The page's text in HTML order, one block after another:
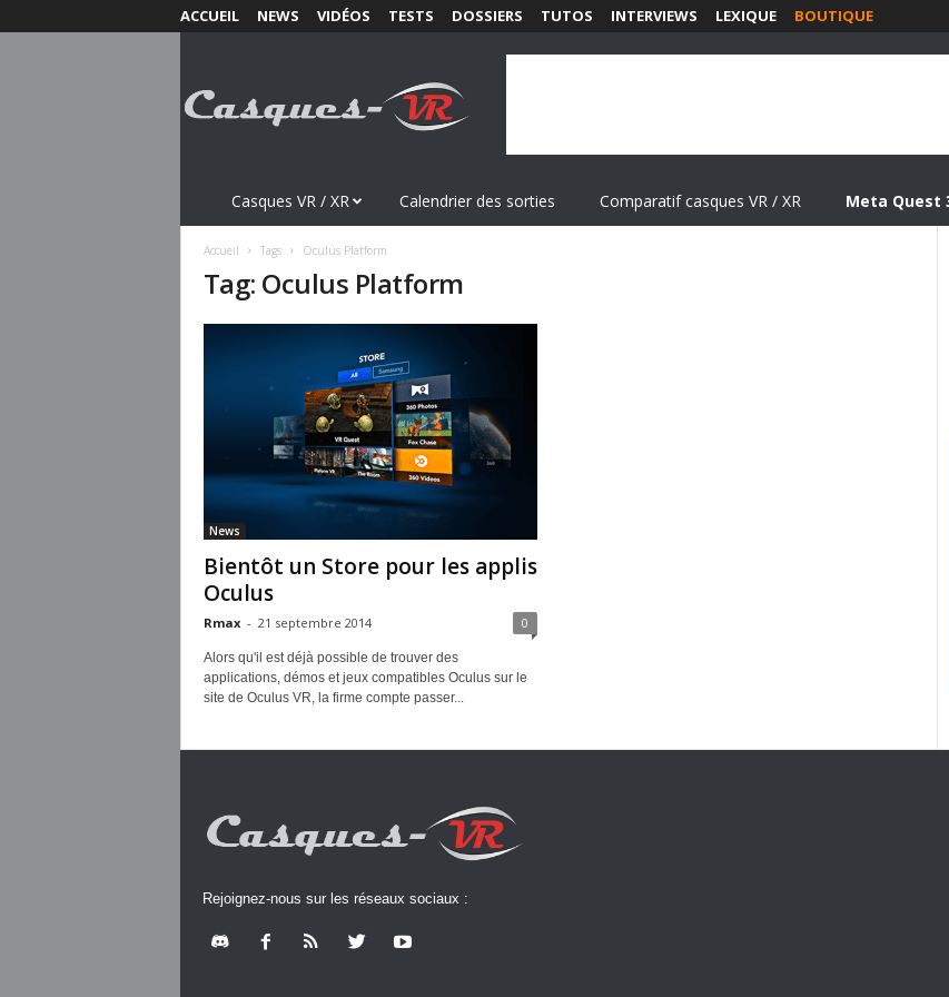
ACCUEIL NEWS VIDÉOS TESTS DOSSIERS TUTOS INTERVIEWS LEXIQUE BOUTIQUE
s
Casques VR / XR Calendrier des sorties Comparatif casques VR / XR Meta Quest
Accueil Tags Oculus Platform
Tag: Oculus Platform
News
Bientôt un Store pour les applis
Oculus
Rmax - 21 septembre 2014 0
Alors qu'il est déjà possible de trouver des
applications, démos et jeux compatibles Oculus sur le
site de Oculus VR, la firme compte passer...
Rejoignez-nous sur les réseaux sociaux :